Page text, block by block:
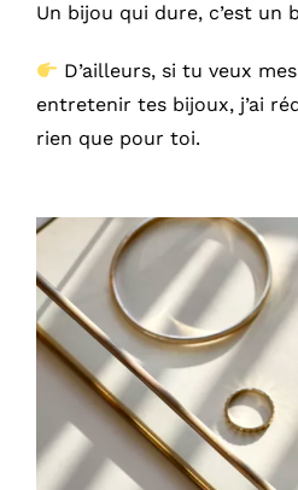
Un bijou qui dure, c’est un
D’ailleurs, si tu veux
entretenir tes bijoux, j’ai
rien que pour toi.